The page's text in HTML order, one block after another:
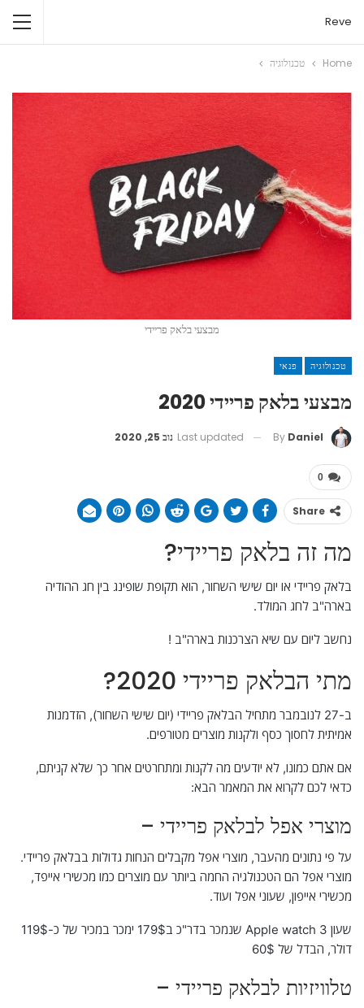
Reve
Home טכנולוגיה
מבצעי בלאק פריידי
טכנולוגיה פנאי
מבצעי בלאק פריידי 2020
By Daniel
Last updated נוב 25, 2020
0
Share
מה זה בלאק פריידי?
בלאק פריידי או יום שישי השחור, הוא תקופת שופינג בין חג ההודיה
בארה"ב לחג המולד.
נחשב ליום עם שיא הצרכנות בארה"ב !
מתי הבלאק פריידי 2020?
ב-27 לנובמבר מתחיל הבלאק פריידי (יום שישי השחור), הזדמנות
אמיתית לחסוך כסף ולקנות מוצרים מטורפים.
אם אתם כמונו, לא יודעים מה לקנות ומתחרטים אחר כך שלא קניתם,
כדאי לכם לקרוא את המאמר הבא:
מוצרי אפל לבלאק פריידי –
על פי נתונים מהעבר, מוצרי אפל מקבלים הנחות גדולות בבלאק פריידי.
מוצרי אפל הם הטכנולגיה החמה ביותר עם מוצרים כמו מכשירי אייפד,
מכשירי אייפון, שעוני אפל ועוד.
שעון Apple watch 3 שנמכר בדר"כ ב179$ ימכר במכיר של כ-119$
דולר, הבדל של 60$
טלוויזיות לבלאק פריידי –